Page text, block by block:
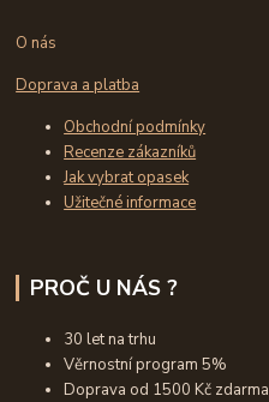
O nás
Doprava a platba
Obchodní podmínky
Recenze zákazníků
Jak vybrat opasek
Užitečné informace
PROČ U NÁS ?
30 let na trhu
Věrnostní program 5%
Doprava od 1500 Kč zdarma